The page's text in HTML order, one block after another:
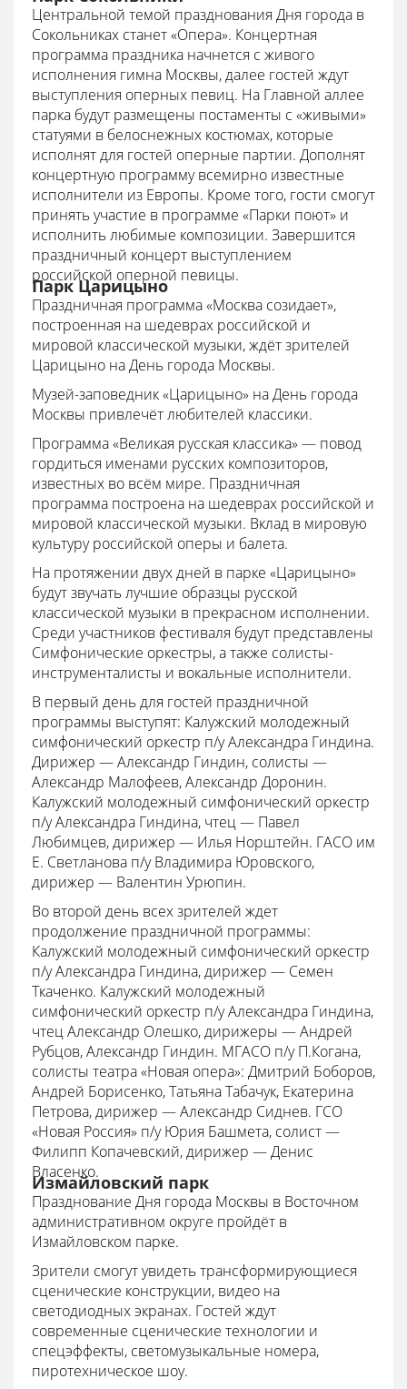
Центральной темой празднования Дня города в
Сокольниках станет «Опера». Концертная
программа праздника начнется с живого
исполнения гимна Москвы, далее гостей ждут
выступления оперных певиц. На Главной аллее
парка будут размещены постаменты с «живыми»
статуями в белоснежных костюмах, которые
исполнят для гостей оперные партии. Дополнят
концертную программу всемирно известные
исполнители из Европы. Кроме того, гости смогут
принять участие в программе «Парки поют» и
исполнить любимые композиции. Завершится
праздничный концерт выступлением
российской оперной певицы.
Парк Царицыно
Праздничная программа «Москва созидает»,
построенная на шедеврах российской и
мировой классической музыки, ждёт зрителей
Царицыно на День города Москвы.
Музей-заповедник «Царицыно» на День города
Москвы привлечёт любителей классики.
Программа «Великая русская классика» — повод
гордиться именами русских композиторов,
известных во всём мире. Праздничная
программа построена на шедеврах российской и
мировой классической музыки. Вклад в мировую
культуру российской оперы и балета.
На протяжении двух дней в парке «Царицыно»
будут звучать лучшие образцы русской
классической музыки в прекрасном исполнении.
Среди участников фестиваля будут представлены
Симфонические оркестры, а также солисты-
инструменталисты и вокальные исполнители.
В первый день для гостей праздничной
программы выступят: Калужский молодежный
симфонический оркестр п/у Александра Гиндина.
Дирижер — Александр Гиндин, солисты —
Александр Малофеев, Александр Доронин.
Калужский молодежный симфонический оркестр
п/у Александра Гиндина, чтец — Павел
Любимцев, дирижер — Илья Норштейн. ГАСО им
Е. Светланова п/у Владимира Юровского,
дирижер — Валентин Урюпин.
Во второй день всех зрителей ждет
продолжение праздничной программы:
Калужский молодежный симфонический оркестр
п/у Александра Гиндина, дирижер — Семен
Ткаченко. Калужский молодежный
симфонический оркестр п/у Александра Гиндина,
чтец Александр Олешко, дирижеры — Андрей
Рубцов, Александр Гиндин. МГАСО п/у П.Когана,
солисты театра «Новая опера»: Дмитрий Боборов,
Андрей Борисенко, Татьяна Табачук, Екатерина
Петрова, дирижер — Александр Сиднев. ГСО
«Новая Россия» п/у Юрия Башмета, солист —
Филипп Копачевский, дирижер — Денис
Власенко.
Измайловский парк
Празднование Дня города Москвы в Восточном
административном округе пройдёт в
Измайловском парке.
Зрители смогут увидеть трансформирующиеся
сценические конструкции, видео на
светодиодных экранах. Гостей ждут
современные сценические технологии и
спецэффекты, светомузыкальные номера,
пиротехническое шоу.